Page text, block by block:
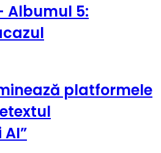
Albumul 5:
platformele